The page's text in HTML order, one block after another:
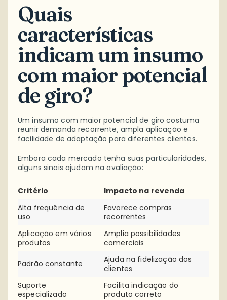
Quais
características
indicam um insumo
com maior potencial
de giro?
Um insumo com maior potencial de giro costuma
reunir demanda recorrente, ampla aplicação e
facilidade de adaptação para diferentes clientes.
Embora cada mercado tenha suas particularidades,
alguns sinais ajudam na avaliação:
Critério
Impacto na revenda
Alta frequência de
uso
Favorece compras
recorrentes
Aplicação em vários
produtos
Amplia possibilidades
comerciais
Padrão constante
Ajuda na fidelização dos
clientes
Suporte
especializado
Facilita indicação do
produto correto